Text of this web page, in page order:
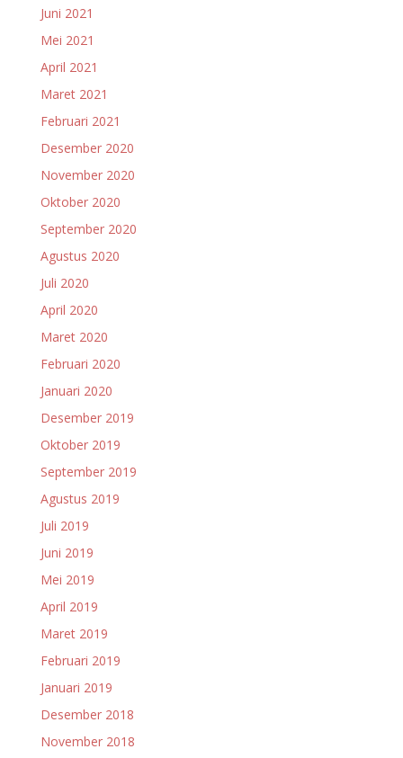
Juni 2021
Mei 2021
April 2021
Maret 2021
Februari 2021
Desember 2020
November 2020
Oktober 2020
September 2020
Agustus 2020
Juli 2020
April 2020
Maret 2020
Februari 2020
Januari 2020
Desember 2019
Oktober 2019
September 2019
Agustus 2019
Juli 2019
Juni 2019
Mei 2019
April 2019
Maret 2019
Februari 2019
Januari 2019
Desember 2018
November 2018